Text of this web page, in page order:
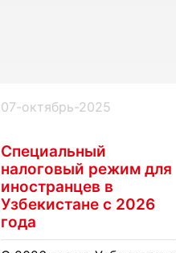
07-октябрь-2025
Специальный
налоговый режим для
иностранцев в
Узбекистане с 2026
года